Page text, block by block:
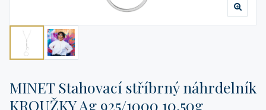
MINET Stahovací stříbrný náhrdelník
KROUŽKY Ag 925/1000 10,50g